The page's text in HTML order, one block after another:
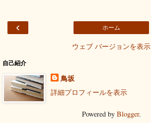
‹ ホーム
ウェブ バージョンを表示
自己紹介
鳥坂
詳細プロフィールを表示
Powered by Blogger.